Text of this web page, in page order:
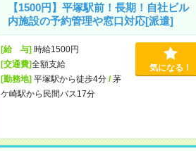
【1500円】平塚駅前！長期！自社ビル
内施設の予約管理や窓口対応[派遣]
[給 与]時給1500円
[交通費]全額支給
[勤務地]平塚駅から徒歩4分/茅
ケ崎駅から民間バス17分
気になる！